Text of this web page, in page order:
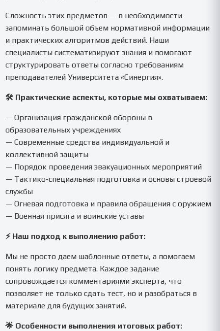
Сложность этих предметов — в необходимости
запоминать большой объем нормативной информации
и практических алгоритмов действий. Наши
специалисты систематизируют знания и помогают
структурировать ответы согласно требованиям
преподавателей Университета «Синергия».
🛠️ Практические аспекты, которые мы охватываем:
— Организация гражданской обороны в
образовательных учреждениях
— Современные средства индивидуальной и
коллективной защиты
— Порядок проведения эвакуационных мероприятий
— Тактико-специальная подготовка и основы строевой
службы
— Огневая подготовка и правила обращения с оружием
— Военная присяга и воинские уставы
⚡ Наш подход к выполнению работ:
Мы не просто даем шаблонные ответы, а помогаем
понять логику предмета. Каждое задание
сопровождается комментариями эксперта, что
позволяет не только сдать тест, но и разобраться в
материале для будущих занятий.
🌟 Особенности выполнения итоговых работ: